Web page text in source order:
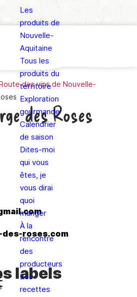
barre
barre
barre
Les
produits de
Nouvelle-
Aquitaine
Tous les
produits du
territoire
Exploration
gourmande
Calendrier
de saison
Dites-moi
qui vous
êtes, je
vous dirai
quoi
manger
À la
rencontre
des
producteurs
Les
recettes
Route des vins de Nouvelle-
des Roses
roses.com
labels